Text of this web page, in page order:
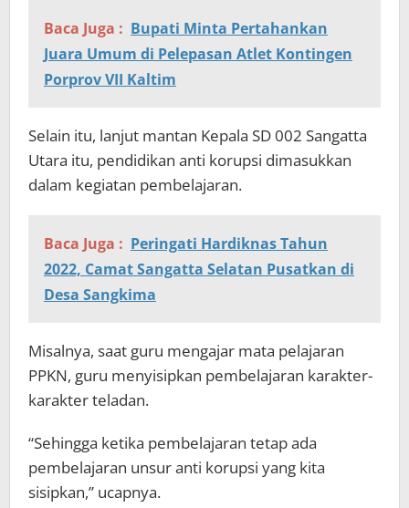
Baca Juga : Bupati Minta Pertahankan
Juara Umum di Pelepasan Atlet Kontingen
Porprov VII Kaltim
Selain itu, lanjut mantan Kepala SD 002 Sangatta
Utara itu, pendidikan anti korupsi dimasukkan
dalam kegiatan pembelajaran.
Baca Juga : Peringati Hardiknas Tahun
2022, Camat Sangatta Selatan Pusatkan di
Desa Sangkima
Misalnya, saat guru mengajar mata pelajaran
PPKN, guru menyisipkan pembelajaran karakter-
karakter teladan.
“Sehingga ketika pembelajaran tetap ada
pembelajaran unsur anti korupsi yang kita
sisipkan,” ucapnya.